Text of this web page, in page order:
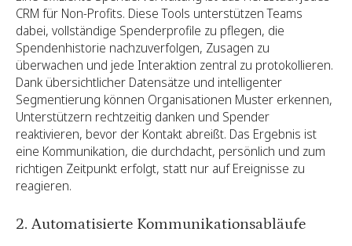
CRM für Non-Profits. Diese Tools unterstützen Teams
dabei, vollständige Spenderprofile zu pflegen, die
Spendenhistorie nachzuverfolgen, Zusagen zu
überwachen und jede Interaktion zentral zu protokollieren.
Dank übersichtlicher Datensätze und intelligenter
Segmentierung können Organisationen Muster erkennen,
Unterstützern rechtzeitig danken und Spender
reaktivieren, bevor der Kontakt abreißt. Das Ergebnis ist
eine Kommunikation, die durchdacht, persönlich und zum
richtigen Zeitpunkt erfolgt, statt nur auf Ereignisse zu
reagieren.
2. Automatisierte Kommunikationsabläufe